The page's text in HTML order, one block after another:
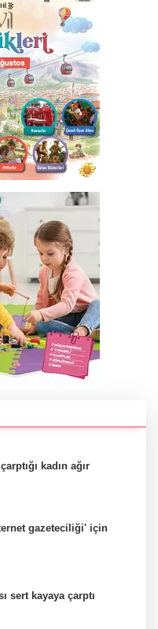
kadın ağır
gazeteciliği' için
sert kayaya çarptı